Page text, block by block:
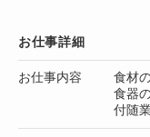
お仕事詳細
お仕事内容
食材
食器
付随